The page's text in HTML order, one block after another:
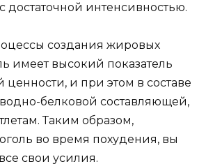
достаточной интенсивностью.
создания жировых
имеет высокий показатель
ценности, и при этом в составе
белковой составляющей,
Таким образом,
во время похудения, вы
свои усилия.